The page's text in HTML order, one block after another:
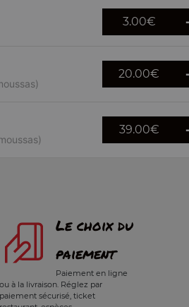
3.00€
20.00€
39.00€
Le choix du
paiement
Paiement en ligne
ou à la livraison. Réglez par
paiement sécurisé, ticket